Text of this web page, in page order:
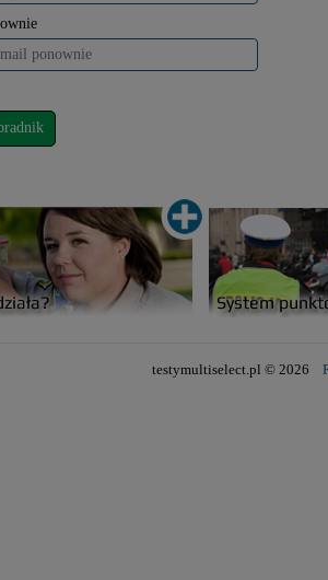
testymultiselect.pl © 2026